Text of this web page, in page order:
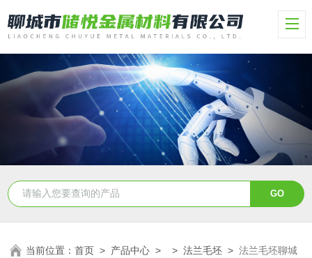
当前位置：首页 > 产品中心 > >法兰毛坯 >法兰毛坯聊城